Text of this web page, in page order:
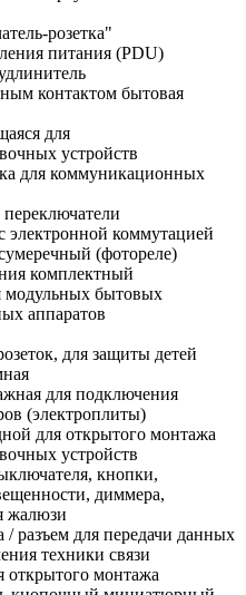
розетка"
питания (PDU)
контактом бытовая
для
устройств
для коммуникационных
электронной коммутацией
(фотореле)
комплектный
модульных бытовых
аппаратов
для защиты детей
для подключения
(электроплиты)
для открытого монтажа
устройств
кнопки,
диммера,
жалюзи
/ разъем для передачи данных
техники связи
открытого монтажа